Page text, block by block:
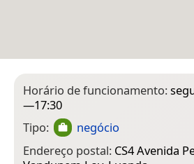
Horário de funcionamento:
—17:30
Tipo:
negócio
Endereço postal: CS4 Avenida